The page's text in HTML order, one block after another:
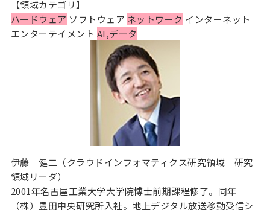
【領域カテゴリ】
ハードウェア ソフトウェア ネットワーク インターネット
エンターテイメント AI,データ
伊藤 健二（クラウドインフォマティクス研究領域 研究
領域リーダ）
2001年名古屋工業大学大学院博士前期課程修了。同年
（株）豊田中央研究所入社。地上デジタル放送移動受信シ